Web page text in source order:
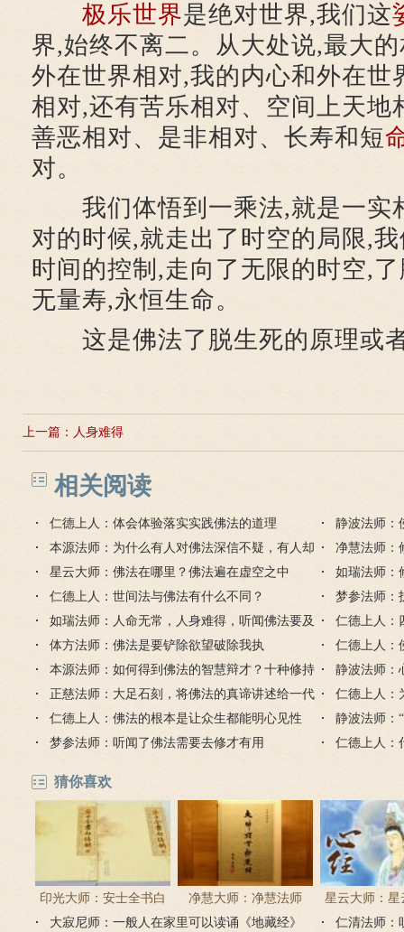
极乐世界是绝对世界,我们这
界,始终不离二。从大处说,最大
外在世界相对,我的内心和外在世
相对,还有苦乐相对、空间上天地
善恶相对、是非相对、长寿和短
对。
我们体悟到一乘法,就是一实
对的时候,就走出了时空的局限,
时间的控制,走向了无限的时空,
无量寿,永恒生命。
这是佛法了脱生死的原理或
上一篇： 人身难得
相关阅读
仁德上人：体会体验落实实践佛法的道理
静波法师：
本源法师：为什么有人对佛法深信不疑，有人却
生不起信心？
净慧法师：
星云大师：佛法在哪里？佛法遍在虚空之中
如瑞法师：
仁德上人：世间法与佛法有什么不同？
梦参法师：
法
如瑞法师：人命无常，人身难得，听闻佛法要及
时
仁德上人：
体方法师：佛法是要铲除欲望破除我执
仁德上人：
本源法师：如何得到佛法的智慧辩才？十种修持
方式
静波法师：
正慈法师：大足石刻，将佛法的真谛讲述给一代
又一代人
仁德上人：
仁德上人：佛法的根本是让众生都能明心见性
静波法师：
思？
梦参法师：听闻了佛法需要去修才有用 仁德上人：
猜你喜欢
印光大师：安士全书白
话解
净慧大师：净慧法师
《楞严经》浅译
星云大师：星
《心经
大寂尼师：一般人在家里可以读诵《地藏经》 仁清法师：